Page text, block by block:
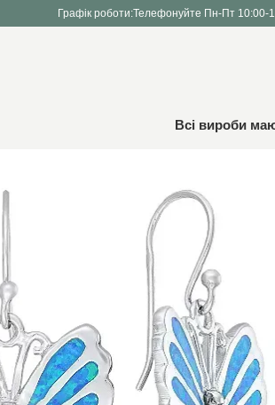
Графік роботи:Телефонуйте Пн-Пт 10:00-
Всі вироби